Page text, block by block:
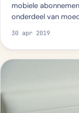
mobiele
onderdeel van
30 apr 2019